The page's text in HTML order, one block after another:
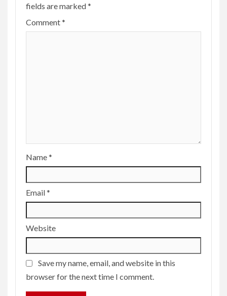
fields are marked*
Comment*
Name*
Email*
Website
Save my name, email, and website in this
browser for the next time I comment.